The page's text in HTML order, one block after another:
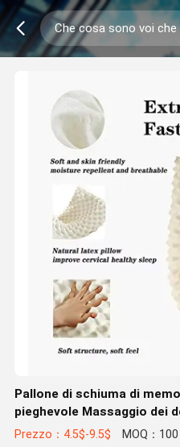
Pallone di schiuma di
pieghevole Massaggio dei
di lattice granulare
Prezzo：4.5$-9.5$ MOQ：100